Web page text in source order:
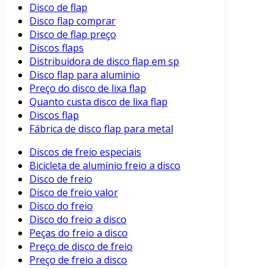
Disco de flap
Disco flap comprar
Disco de flap preço
Discos flaps
Distribuidora de disco flap em sp
Disco flap para aluminio
Preço do disco de lixa flap
Quanto custa disco de lixa flap
Discos flap
Fábrica de disco flap para metal
Discos de freio especiais
Bicicleta de alumínio freio a disco
Disco de freio
Disco de freio valor
Disco do freio
Disco do freio a disco
Peças do freio a disco
Preço de disco de freio
Preço de freio a disco